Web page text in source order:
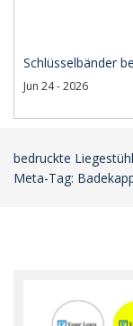
Schlüsselbänder
Jun 24 - 2026
bedruckte
Meta-Tag: